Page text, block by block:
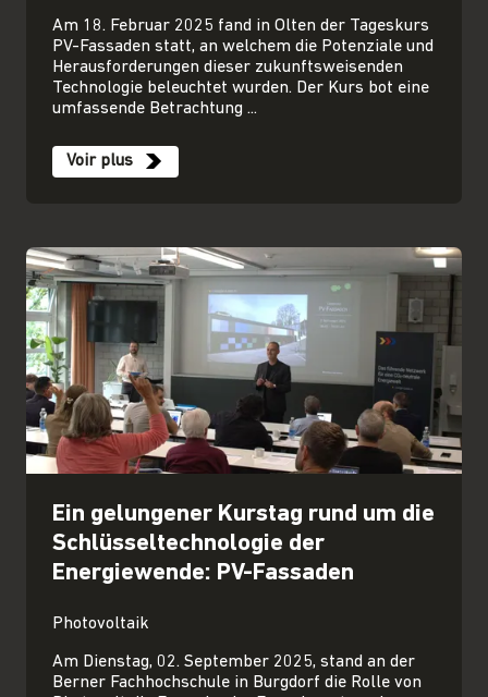
Am 18. Februar 2025 fand in Olten der Tageskurs
PV-Fassaden statt, an welchem die Potenziale und
Herausforderungen dieser zukunftsweisenden
Technologie beleuchtet wurden. Der Kurs bot eine
umfassende Betrachtung ...
Voir plus
Ein gelungener Kurstag rund um die
Schlüsseltechnologie der
Energiewende: PV-Fassaden
Photovoltaik
Am Dienstag, 02. September 2025, stand an der
Berner Fachhochschule in Burgdorf die Rolle von